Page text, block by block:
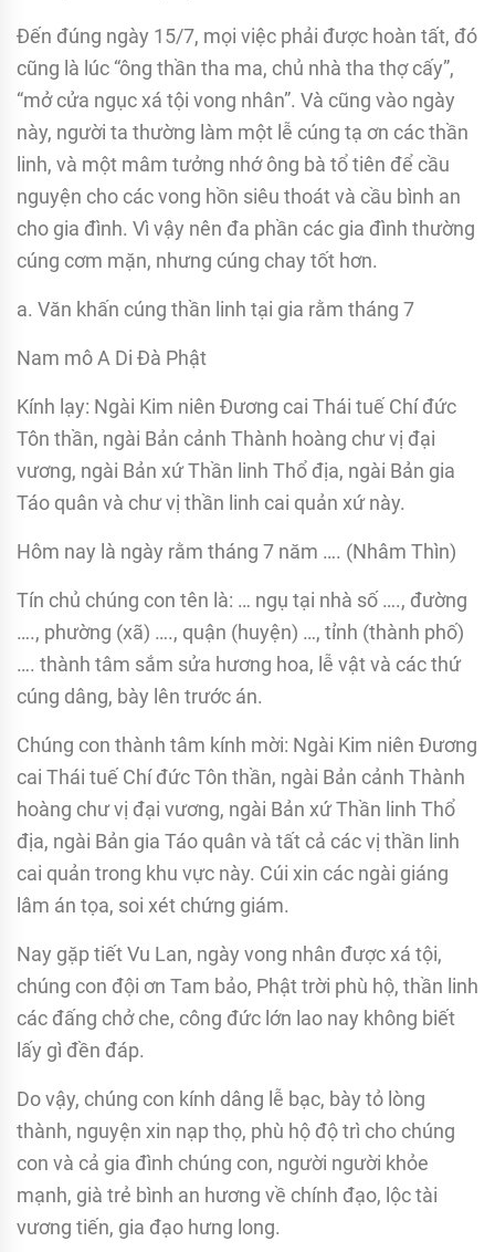
Đến đúng ngày 15/7, mọi việc phải được hoàn tất, đó
cũng là lúc “ông thần tha ma, chủ nhà tha thợ cấy”,
“mở cửa ngục xá tội vong nhân”. Và cũng vào ngày
này, người ta thường làm một lễ cúng tạ ơn các thần
linh, và một mâm tưởng nhớ ông bà tổ tiên để cầu
nguyện cho các vong hồn siêu thoát và cầu bình an
cho gia đình. Vì vậy nên đa phần các gia đình thường
cúng cơm mặn, nhưng cúng chay tốt hơn.
a. Văn khấn cúng thần linh tại gia rằm tháng 7
Nam mô A Di Đà Phật
Kính lạy: Ngài Kim niên Đương cai Thái tuế Chí đức
Tôn thần, ngài Bản cảnh Thành hoàng chư vị đại
vương, ngài Bản xứ Thần linh Thổ địa, ngài Bản gia
Táo quân và chư vị thần linh cai quản xứ này.
Hôm nay là ngày rằm tháng 7 năm …. (Nhâm Thìn)
Tín chủ chúng con tên là: … ngụ tại nhà số …., đường
…., phường (xã) …., quận (huyện) …, tỉnh (thành phố)
…. thành tâm sắm sửa hương hoa, lễ vật và các thứ
cúng dâng, bày lên trước án.
Chúng con thành tâm kính mời: Ngài Kim niên Đương
cai Thái tuế Chí đức Tôn thần, ngài Bản cảnh Thành
hoàng chư vị đại vương, ngài Bản xứ Thần linh Thổ
địa, ngài Bản gia Táo quân và tất cả các vị thần linh
cai quản trong khu vực này. Cúi xin các ngài giáng
lâm án tọa, soi xét chứng giám.
Nay gặp tiết Vu Lan, ngày vong nhân được xá tội,
chúng con đội ơn Tam bảo, Phật trời phù hộ, thần linh
các đấng chở che, công đức lớn lao nay không biết
lấy gì đền đáp.
Do vậy, chúng con kính dâng lễ bạc, bày tỏ lòng
thành, nguyện xin nạp thọ, phù hộ độ trì cho chúng
con và cả gia đình chúng con, người người khỏe
mạnh, già trẻ bình an hương về chính đạo, lộc tài
vương tiến, gia đạo hưng long.